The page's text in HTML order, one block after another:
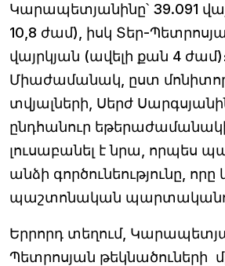
Կարապետյանինը՝ 39.091
10,8 ժամ), իսկ Տեր-
վայրկյան (ավելի քան 4 ժամ)։
Միաժամանակ, ըստ
տվյալների, Սերժ
ընդհանուր
լուսաբանել է նրա, որպես
անձի գործունեությունը,
պաշտոնական
Երրորդ տեղում,
Պետրոսյան թեկնածուների